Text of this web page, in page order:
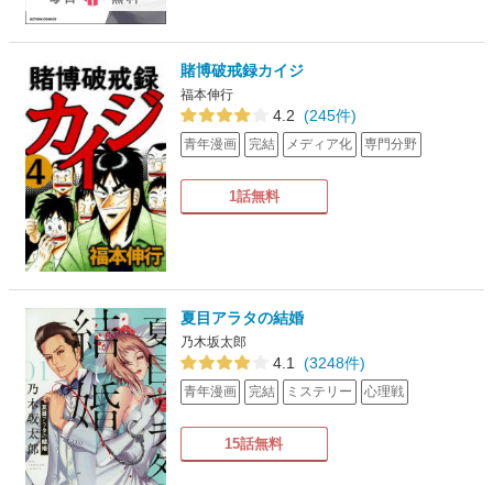
賭博破戒録カイジ
福本伸行
4.2 (245件)
青年漫画 完結 メディア化 専門分野
1話無料
夏目アラタの結婚
乃木坂太郎
4.1 (3248件)
青年漫画 完結 ミステリー 心理戦
15話無料